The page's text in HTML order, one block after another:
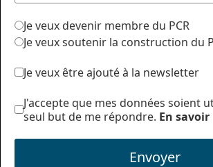
Je veux devenir membre du PCR
Je veux soutenir la construction du
Je veux être ajouté à la newsletter
J'accepte que mes données soient
seul but de me répondre. En
Envoyer